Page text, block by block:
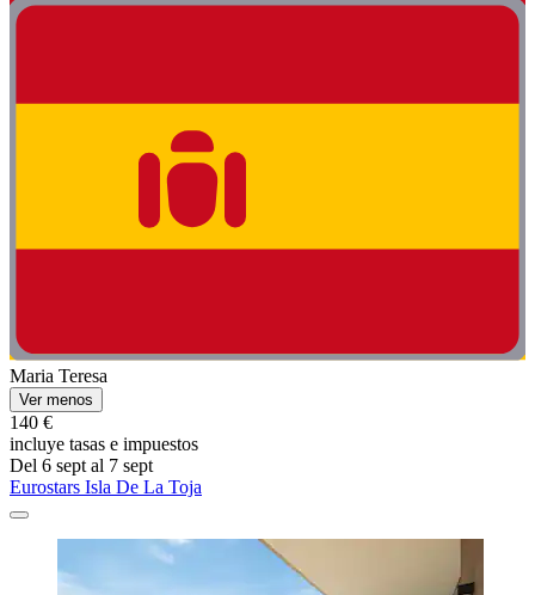
Maria Teresa
Ver menos
140 €
incluye tasas e impuestos
Del 6 sept al 7 sept
Eurostars Isla De La Toja